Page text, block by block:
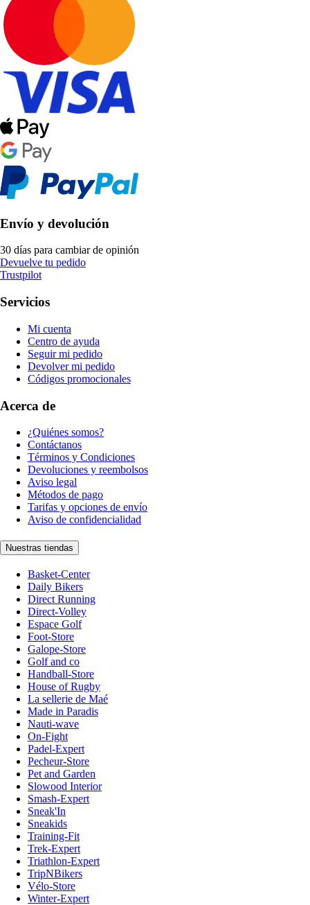
Envío y devolución
30 días para cambiar de opinión
Devuelve tu pedido
Trustpilot
Servicios
Mi cuenta
Centro de ayuda
Seguir mi pedido
Devolver mi pedido
Códigos promocionales
Acerca de
¿Quiénes somos?
Contáctanos
Términos y Condiciones
Devoluciones y reembolsos
Aviso legal
Métodos de pago
Tarifas y opciones de envío
Aviso de confidencialidad
Nuestras tiendas
Basket-Center
Daily Bikers
Direct Running
Direct-Volley
Espace Golf
Foot-Store
Galope-Store
Golf and co
Handball-Store
House of Rugby
La sellerie de Maé
Made in Paradis
Nauti-wave
On-Fight
Padel-Expert
Pecheur-Store
Pet and Garden
Slowood Interior
Smash-Expert
Sneak'In
Sneakids
Training-Fit
Trek-Expert
Triathlon-Expert
TripNBikers
Vélo-Store
Winter-Expert